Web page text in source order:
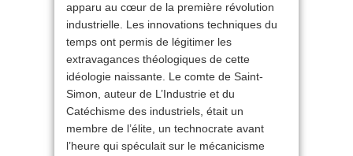
apparu au cœur de la première révolution
industrielle. Les innovations techniques du
temps ont permis de légitimer les
extravagances théologiques de cette
idéologie naissante. Le comte de Saint-
Simon, auteur de L’Industrie et du
Catéchisme des industriels, était un
membre de l’élite, un technocrate avant
l’heure qui spéculait sur le mécanicisme